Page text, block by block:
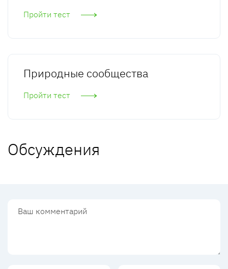
Пройти тест
Природные сообщества
Пройти тест
Обсуждения